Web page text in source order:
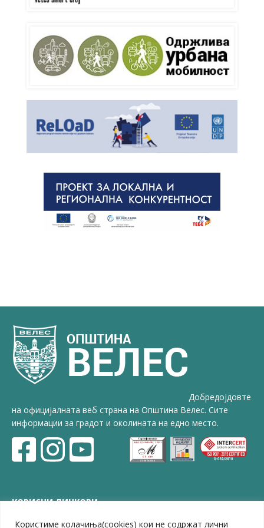
Користиме колачиња(cookies) кои не содржат лични
Добредојдовте
на официјалната веб страна на Општина Велес. Сите
информации за градот и околината на едно место.
КОРИСНИ ЛИНКОВИ
ЗЕЛС – Заедница на единиците на локална самоуправа